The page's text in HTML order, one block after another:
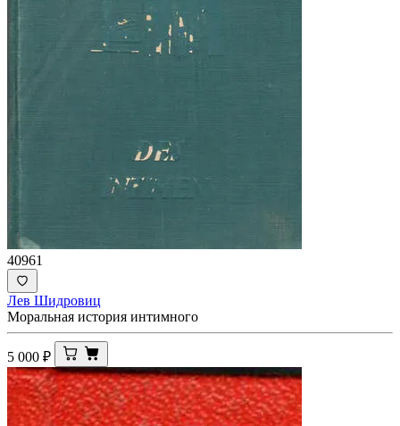
40961
Лев Шидровиц
Моральная история интимного
5 000 ₽